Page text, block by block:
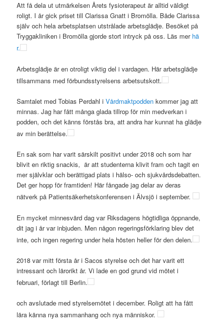
Att få dela ut utmärkelsen Årets fysioterapeut är alltid väldigt
roligt. I år gick priset till Clarissa Gnatt i Bromölla. Både Clarissa
själv och hela arbetsplatsen utstrålade arbetsglädje. Besöket på
Tryggakliniken i Bromölla gjorde stort intryck på oss. Läs mer hä
r.
Arbetsglädje är en otroligt viktig del i vardagen. Här arbetsglädje
tillsammans med förbundsstyrelsens arbetsutskott.
Samtalet med Tobias Perdahl iVårdmaktpodden kommer jag att
minnas. Jag har fått många glada tillrop för min medverkan i
podden, och det känns förstås bra, att andra har kunnat ha glädje
av min berättelse.
En sak som har varit särskilt positivt under 2018 och som har
blivit en riktig snackis, är att studenterna klivit fram och tagit en
mer självklar och berättigad plats i hälso- och sjukvårdsdebatten.
Det ger hopp för framtiden! Här fångade jag delar av deras
nätverk på Patientsäkerhetskonferensen i Älvsjö i september.
En mycket minnesvärd dag var Riksdagens högtidliga öppnande,
dit jag i år var inbjuden. Men någon regeringsförklaring blev det
inte, och ingen regering under hela hösten heller för den delen.
2018 var mitt första år i Sacos styrelse och det har varit ett
intressant och lärorikt år. Vi lade en god grund vid mötet i
februari, förlagt till Berlin.
och avslutade med styrelsemötet i december. Roligt att ha fått
lära känna nya sammanhang och nya människor.